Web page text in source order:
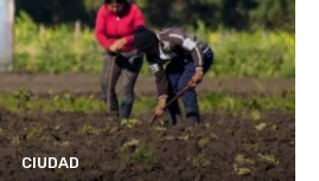
CIUDAD